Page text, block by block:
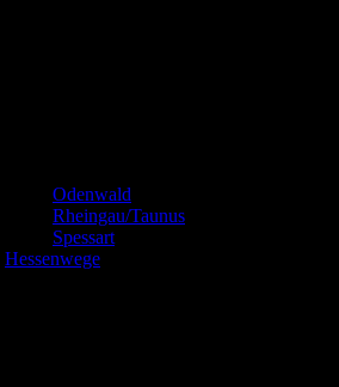
Odenwald
Rheingau/Taunus
Spessart
Hessenwege